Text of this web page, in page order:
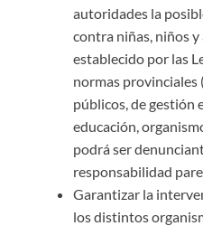
autoridades la
contra niñas, niños
establecido por las
normas provinciales
públicos, de gestión
educación,
podrá ser
responsabilidad
Garantizar la
los distintos